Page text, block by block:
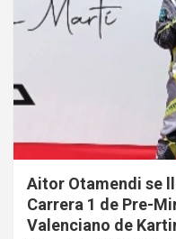
Aitor Otamendi se
Carrera 1 de Pre-
Valenciano de